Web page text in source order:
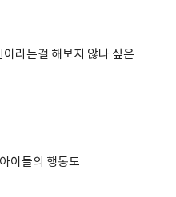
라는걸 해보지 않나 싶은
이들의 행동도